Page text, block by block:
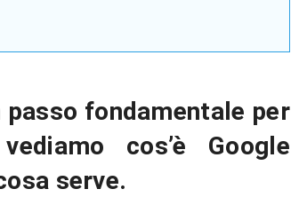
passo fondamentale per
cos’è Google
serve.